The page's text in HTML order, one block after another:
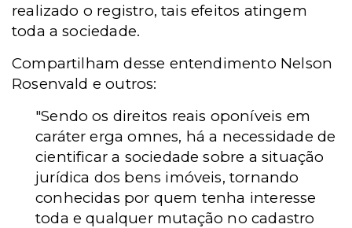
realizado o registro, tais efeitos atingem
toda a sociedade.
Compartilham desse entendimento Nelson
Rosenvald e outros:
"Sendo os direitos reais oponíveis em
caráter erga omnes, há a necessidade de
cientificar a sociedade sobre a situação
jurídica dos bens imóveis, tornando
conhecidas por quem tenha interesse
toda e qualquer mutação no cadastro